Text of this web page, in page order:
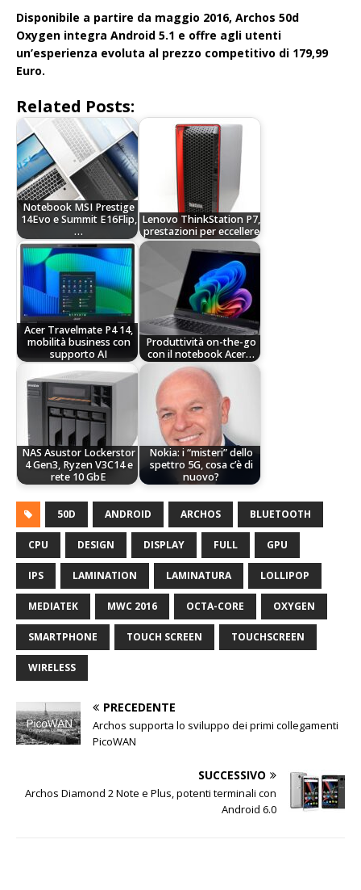
Disponibile a partire da maggio 2016, Archos 50d
Oxygen integra Android 5.1 e offre agli utenti
un’esperienza evoluta al prezzo competitivo di 179,99
Euro.
Related Posts:
Notebook MSI Prestige
14Evo e Summit E16Flip,
…
Lenovo ThinkStation P7,
prestazioni per eccellere
Acer Travelmate P4 14,
mobilità business con
supporto AI
Produttività on-the-go
con il notebook Acer…
NAS Asustor Lockerstor
4 Gen3, Ryzen V3C14 e
rete 10 GbE
Nokia: i “misteri” dello
spettro 5G, cosa c’è di
nuovo?
50D ANDROID ARCHOS BLUETOOTH
CPU DESIGN DISPLAY FULL GPU
IPS LAMINATION LAMINATURA LOLLIPOP
MEDIATEK MWC 2016 OCTA-CORE OXYGEN
SMARTPHONE TOUCH SCREEN TOUCHSCREEN
WIRELESS
PRECEDENTE
Archos supporta lo sviluppo dei primi collegamenti
PicoWAN
SUCCESSIVO
Archos Diamond 2 Note e Plus, potenti terminali con
Android 6.0